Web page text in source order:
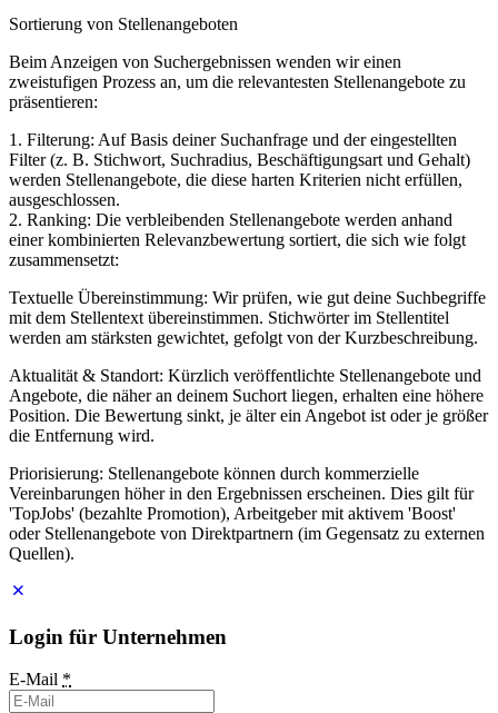
Sortierung von Stellenangeboten
Beim Anzeigen von Suchergebnissen wenden wir einen
zweistufigen Prozess an, um die relevantesten Stellenangebote zu
präsentieren:
1. Filterung: Auf Basis deiner Suchanfrage und der eingestellten
Filter (z. B. Stichwort, Suchradius, Beschäftigungsart und Gehalt)
werden Stellenangebote, die diese harten Kriterien nicht erfüllen,
ausgeschlossen.
2. Ranking: Die verbleibenden Stellenangebote werden anhand
einer kombinierten Relevanzbewertung sortiert, die sich wie folgt
zusammensetzt:
Textuelle Übereinstimmung: Wir prüfen, wie gut deine Suchbegriffe
mit dem Stellentext übereinstimmen. Stichwörter im Stellentitel
werden am stärksten gewichtet, gefolgt von der Kurzbeschreibung.
Aktualität & Standort: Kürzlich veröffentlichte Stellenangebote und
Angebote, die näher an deinem Suchort liegen, erhalten eine höhere
Position. Die Bewertung sinkt, je älter ein Angebot ist oder je größer
die Entfernung wird.
Priorisierung: Stellenangebote können durch kommerzielle
Vereinbarungen höher in den Ergebnissen erscheinen. Dies gilt für
'TopJobs' (bezahlte Promotion), Arbeitgeber mit aktivem 'Boost'
oder Stellenangebote von Direktpartnern (im Gegensatz zu externen
Quellen).
Login für Unternehmen
E-Mail *